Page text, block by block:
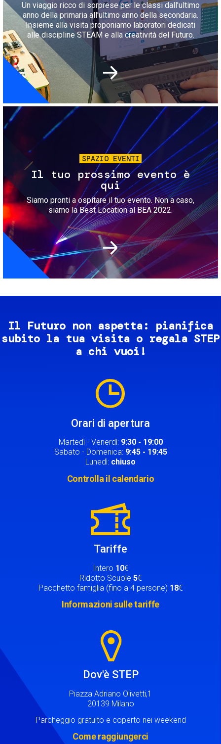
Un viaggio ricco di sorprese per le classi dall'ultimo
anno della primaria all'ultimo anno della secondaria.
Insieme alla visita proponiamo laboratori dedicati
alle discipline STEAM e alla creatività del Futuro.
Immagine
SPAZIO EVENTI
Il tuo prossimo evento è
qui
Siamo pronti a ospitare il tuo evento. Non a caso,
siamo la Best Location al BEA 2022.
Il Futuro non aspetta: pianifica
subito la tua visita o regala STEP
a chi vuoi!
Orari di apertura
Martedì - Venerdì: 9:30 - 19:00
Sabato - Domenica: 9:45 - 19:45
Lunedì: chiuso
Controlla il calendario
Tariffe
Intero 10€
Ridotto Scuole 5€
Pacchetto famiglia (fino a 4 persone) 18€
Informazioni sulle tariffe
Dov'è STEP
Piazza Adriano Olivetti,1
20139 Milano
Parcheggio gratuito e coperto nei weekend
Come raggiungerci